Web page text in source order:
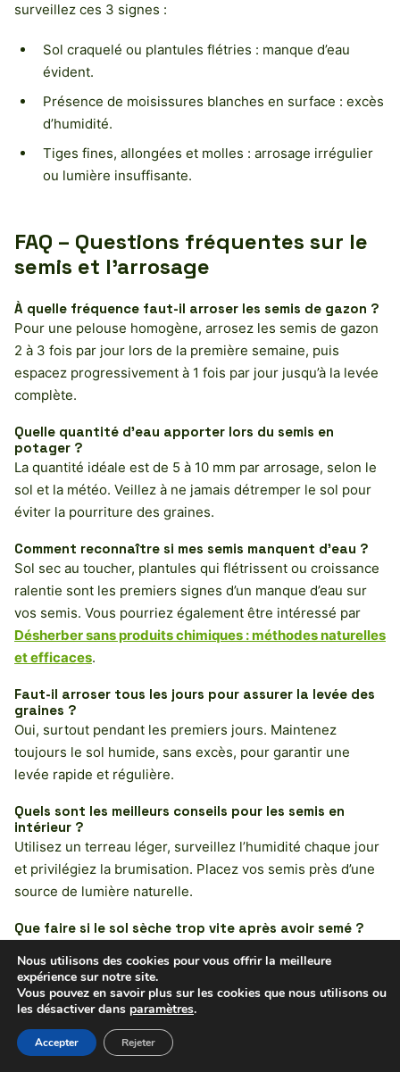
surveillez ces 3 signes :
Sol craquelé ou plantules flétries : manque d’eau
évident.
Présence de moisissures blanches en surface : excès
d’humidité.
Tiges fines, allongées et molles : arrosage irrégulier
ou lumière insuffisante.
FAQ – Questions fréquentes sur le
semis et l’arrosage
À quelle fréquence faut-il arroser les semis de gazon ?
Pour une pelouse homogène, arrosez les semis de gazon
2 à 3 fois par jour lors de la première semaine, puis
espacez progressivement à 1 fois par jour jusqu’à la levée
complète.
Quelle quantité d’eau apporter lors du semis en
potager ?
La quantité idéale est de 5 à 10 mm par arrosage, selon le
sol et la météo. Veillez à ne jamais détremper le sol pour
éviter la pourriture des graines.
Comment reconnaître si mes semis manquent d’eau ?
Sol sec au toucher, plantules qui flétrissent ou croissance
ralentie sont les premiers signes d’un manque d’eau sur
vos semis. Vous pourriez également être intéressé par
Désherber sans produits chimiques : méthodes naturelles
et efficaces.
Faut-il arroser tous les jours pour assurer la levée des
graines ?
Oui, surtout pendant les premiers jours. Maintenez
toujours le sol humide, sans excès, pour garantir une
levée rapide et régulière.
Quels sont les meilleurs conseils pour les semis en
intérieur ?
Utilisez un terreau léger, surveillez l’humidité chaque jour
et privilégiez la brumisation. Placez vos semis près d’une
source de lumière naturelle.
Que faire si le sol sèche trop vite après avoir semé ?
direct ou arrosez plus fréquemment, mais en petite
quantité à chaque fois. Pour aller plus loin, lisez Arrosage
du terrain de foot : méthodes et conseils pour un gazon
parfait.
Nous utilisons des cookies pour vous offrir la meilleure
expérience sur notre site.
Vous pouvez en savoir plus sur les cookies que nous utilisons ou
les désactiver dans paramètres.
Accepter Rejeter